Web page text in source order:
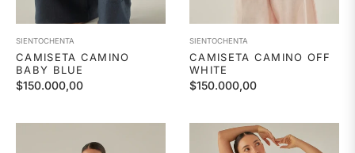
SIENTOCHENTA
CAMISETA CAMINO
BABY BLUE
Precio
$150.000,00
SIENTOCHENTA
CAMISETA CAMINO OFF
WHITE
Precio
$150.000,00